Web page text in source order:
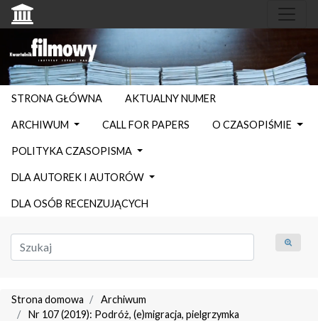
STRONA GŁÓWNA AKTUALNY NUMER
ARCHIWUM CALL FOR PAPERS O CZASOPIŚMIE
POLITYKA CZASOPISMA
DLA AUTOREK I AUTORÓW
DLA OSÓB RECENZUJĄCYCH
Strona domowa
Archiwum
Nr 107 (2019): Podróż, (e)migracja, pielgrzymka